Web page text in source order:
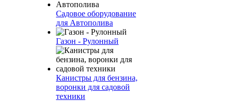
Садовое оборудование
для Автополива
Газон - Рулонный
Канистры для бензина,
воронки для садовой
техники